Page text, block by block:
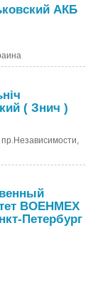
АКБ
( Знич )
ВОЕНМЕХ
Петербург